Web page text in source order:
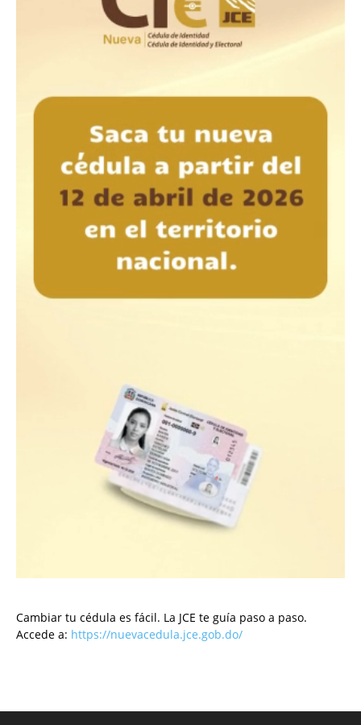
Cambiar tu cédula es fácil. La JCE te guía paso a paso.
Accede a: https://nuevacedula.jce.gob.do/